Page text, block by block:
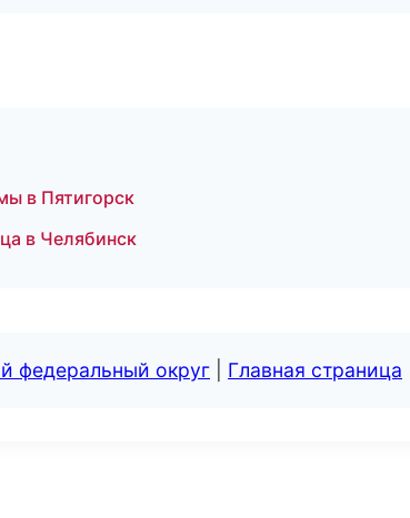
в Пятигорск
в Челябинск
федеральный округ Главная страница